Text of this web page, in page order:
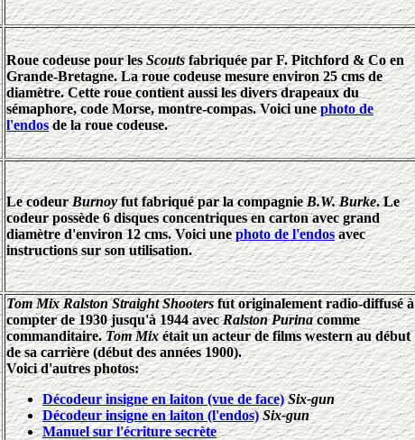
Roue codeuse pour lesScoutsfabriquée par F. Pitchford & Co en
Grande-Bretagne. La roue codeuse mesure environ 25 cms de
diamètre. Cette roue contient aussi les divers drapeaux du
sémaphore, code Morse, montre-compas. Voici unephoto de
l'endosde la roue codeuse.
Le codeurBurnoyfut fabriqué par la compagnieB.W. Burke. Le
codeur possède 6 disques concentriques en carton avec grand
diamètre d'environ 12 cms. Voici unephoto de l'endosavec
instructions sur son utilisation.
Tom Mix Ralston Straight Shootersfut originalement radio-diffusé à
compter de 1930 jusqu'à 1944 avecRalston Purinacomme
commanditaire.Tom Mixétait un acteur de films western au début
de sa carrière (début des années 1900).
Voici d'autres photos:
Décodeur insigne en laiton (vue de face) Six-gun
Décodeur insigne en laiton (l'endos) Six-gun
Manuel sur l'écriture secrète